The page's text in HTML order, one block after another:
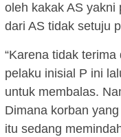
oleh kakak AS yakni
dari AS tidak setuju
“Karena tidak
pelaku inisial P ini
untuk membalas.
Dimana korban
itu sedang